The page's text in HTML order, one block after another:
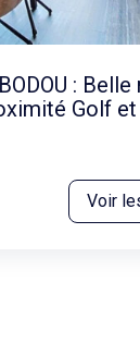
: Belle
Golf et
Voir